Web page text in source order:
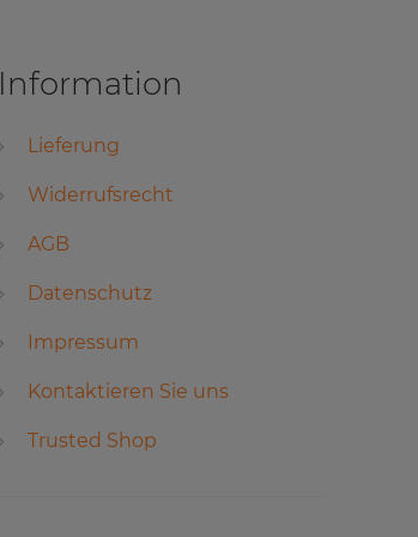
Information
Lieferung
Widerrufsrecht
AGB
Datenschutz
Impressum
Kontaktieren Sie uns
Trusted Shop